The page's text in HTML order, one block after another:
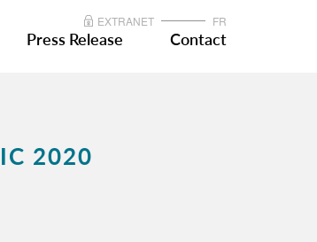
EXTRANET FR
Press Release Contact
2020